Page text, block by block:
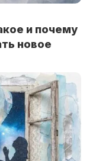
и почему
новое